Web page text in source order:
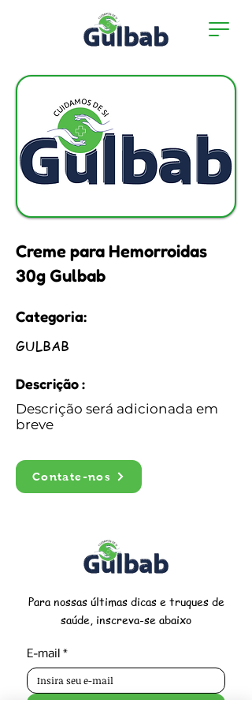
Creme para Hemorroidas
30g Gulbab
Categoria:
GULBAB
Descrição :
Descrição será adicionada em
breve
Contate-nos
Para nossas últimas dicas e truques de
saúde, inscreva-se abaixo
E-mail *